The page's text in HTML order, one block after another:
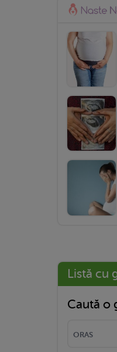
Listă cu
Caută o